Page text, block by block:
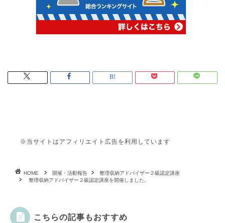
※当サイトはアフィリエイト広告を利用しています
HOME 開催・活動報告
整理収納アドバイザー２級認定講座
整理収納アドバイザー２級認定講座を開催しました。
こちらの記事もおすすめ